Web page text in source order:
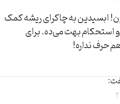
ابسیدین به چاکرای ریشه کمک
استحکام بهت می‌ده. برای
حرف نداره!